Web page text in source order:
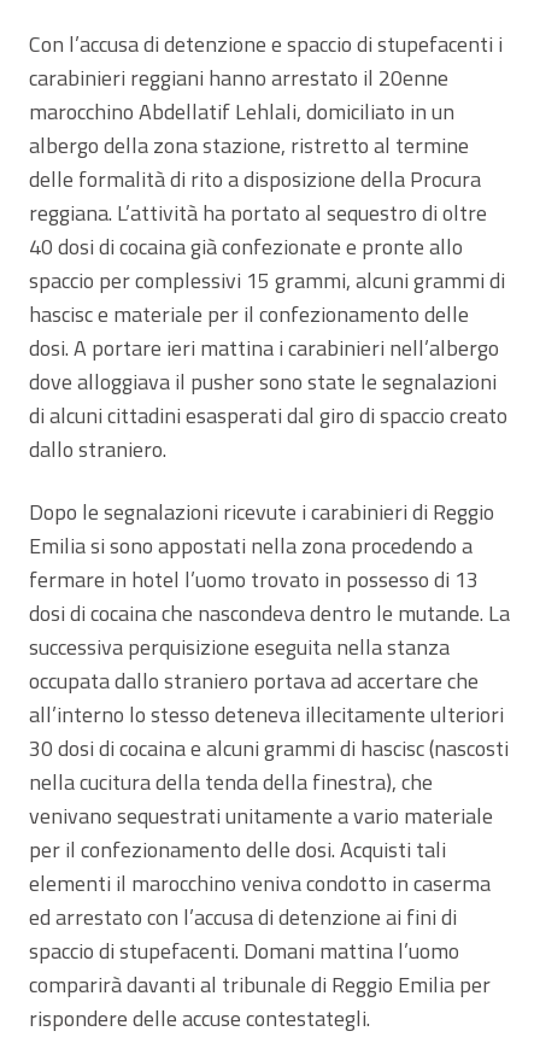
Con l’accusa di detenzione e spaccio di stupefacenti i
carabinieri reggiani hanno arrestato il 20enne
marocchino Abdellatif Lehlali, domiciliato in un
albergo della zona stazione, ristretto al termine
delle formalità di rito a disposizione della Procura
reggiana. L’attività ha portato al sequestro di oltre
40 dosi di cocaina già confezionate e pronte allo
spaccio per complessivi 15 grammi, alcuni grammi di
hascisc e materiale per il confezionamento delle
dosi. A portare ieri mattina i carabinieri nell’albergo
dove alloggiava il pusher sono state le segnalazioni
di alcuni cittadini esasperati dal giro di spaccio creato
dallo straniero.
Dopo le segnalazioni ricevute i carabinieri di Reggio
Emilia si sono appostati nella zona procedendo a
fermare in hotel l’uomo trovato in possesso di 13
dosi di cocaina che nascondeva dentro le mutande. La
successiva perquisizione eseguita nella stanza
occupata dallo straniero portava ad accertare che
all’interno lo stesso deteneva illecitamente ulteriori
30 dosi di cocaina e alcuni grammi di hascisc (nascosti
nella cucitura della tenda della finestra), che
venivano sequestrati unitamente a vario materiale
per il confezionamento delle dosi. Acquisti tali
elementi il marocchino veniva condotto in caserma
ed arrestato con l’accusa di detenzione ai fini di
spaccio di stupefacenti. Domani mattina l’uomo
comparirà davanti al tribunale di Reggio Emilia per
rispondere delle accuse contestategli.